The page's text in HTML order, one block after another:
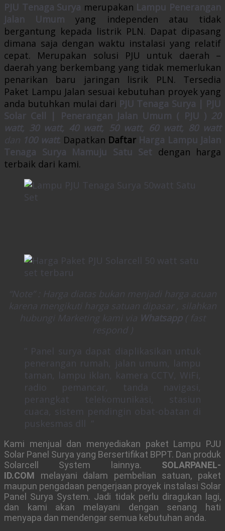
PJU Tenaga Surya merupakan Lampu Penerangan
Jalan Umumyang independen atau tidak
bergantung kepada listrik PLN. Dapat dipasang
dimana saja dengan waktu instalasi yang relatif
cepat. Merupakan solusi PJU untuk daerah –
daerah yang berkembang yang tidak memerlukan
penarikan baru jaringan lisrik PLN. Tersedia
Paket Lampu Jalan sesuai kebutuhan proyek yang
anda butuhkan mulai dari PJU Tenaga Surya | PJU
Solar Cell | Penerangan Jalan Umum ( PJU ) 20
watt, 30 watt, 40 watt, 50 watt, 60 watt, 80 watt
dan 100 watt. Dapatkan Daftar Harga Lampu Jalan
Tenaga Surya Mamuju Satu Set dengan harga
terbaik dari kami.
“Note” : Harga diatas bukan menjadi harga acuan
karena mengikuti harga satuan dipasar , silahkan
hubungi Marketing kami via Whatsapp( fast
respond )
” Panel surya dapat diaplikasikan untuk
penerangan rumah, jalan umum, lampu
taman, lampu iklan, kamera CCTV, WiFi,
radio pemancar, tanda navigasi,
perangkat telekomunikasi, stasiun
cuaca, sistem pendingin obat-obatan di
puskesmas dll “
Kami menjual dan menyediakan paket Lampu PJU
Solar Panel Surya yang Bersertifikat BPPT. Dan produk
Solarcell System lainnya. SOLARPANEL-
ID.COM melayani dalam pembelian satuan, paket
maupun pengadaan pengerjaan proyek instalasi Solar
Panel Surya System. Jadi tidak perlu diragukan lagi,
dan kami akan melayani dengan senang hati
menyapa dan mendengar semua kebutuhan anda.